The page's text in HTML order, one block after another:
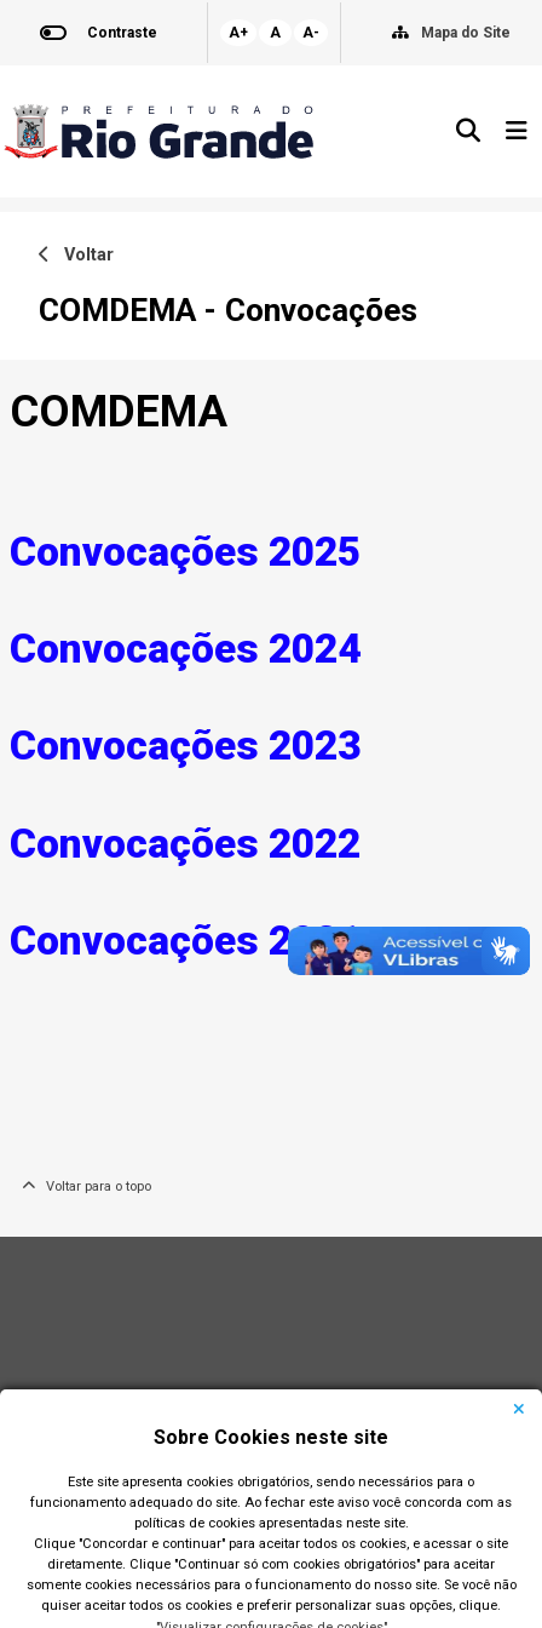
Contraste A+ A A- Mapa do Site
Voltar
COMDEMA - Convocações
COMDEMA
Convocações 2025
Convocações 2024
Convocações 2023
Convocações 2022
Convocações 2021
Voltar para o topo
Sobre Cookies neste site
Este site apresenta cookies obrigatórios, sendo necessários para o
funcionamento adequado do site. Ao fechar este aviso você concorda com as
políticas de cookies apresentadas neste site.
Clique "Concordar e continuar" para aceitar todos os cookies, e acessar o site
diretamente. Clique "Continuar só com cookies obrigatórios" para aceitar
somente cookies necessários para o funcionamento do nosso site. Se você não
quiser aceitar todos os cookies e preferir personalizar suas opções, clique.
Prefeitura Municipal de Rio Grande
Largo Engenheiro João Fernandes Moreira - Centro - Rio